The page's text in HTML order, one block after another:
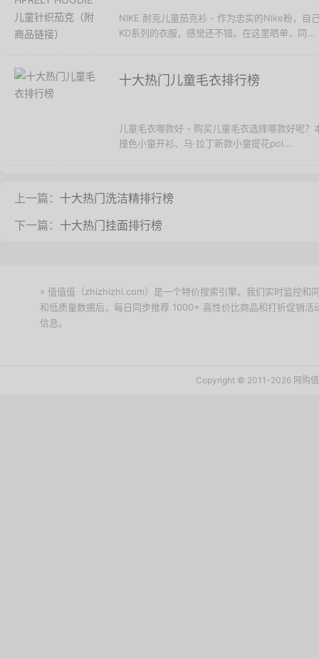
NIKE 耐克儿童茄克衫 - 作为忠实的Nike粉，自
KD系列的衣服，感觉还不错。在这里晒单，同...
十大热门儿童毛衣排行榜
儿童毛衣哪款好 - 购买儿童毛衣选择哪款好呢
撞色小童开衫、马·拉丁新款小童提花pol...
上一篇： 十大热门洗洁精排行榜
下一篇： 十大热门挂面排行榜
» 值值值（zhizhizhi.com）是一个特价搜索引擎。我们实时监控和
和低质量数据后，每日同步推荐 1000+ 高性价比商品和打折促销
信息。
Copyright © 2011-2026 网购